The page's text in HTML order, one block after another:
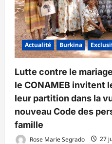
Actualité Burkina
Lutte contre le mariage
le CONAMEB invitent
leur partition dans la
nouveau Code des
famille
Rose Marie Segrado 27